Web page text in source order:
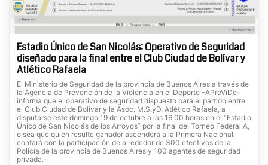
Estadio Único de San Nicolás: Operativo de Seguridad
diseñado para la final entre el Club Ciudad de Bolívar y
Atlético Rafaela
El Ministerio de Seguridad de la provincia de Buenos Aires a través de
la Agencia de Prevención de la Violencia en el Deporte -APreViDe-
informa que el operativo de seguridad dispuesto para el partido entre
el Club Ciudad de Bolívar y la Asoc. M.S.yD. Atlético Rafaela, a
disputarse este domingo 19 de octubre a las 16.00 horas en el “Estadio
Único de San Nicolás de los Arroyos” por la final del Torneo Federal A,
o sea que quien resulte ganador ascenderá a la Primera Nacional,
contará con la participación de alrededor de 300 efectivos de la
Policía de la provincia de Buenos Aires y 100 agentes de seguridad
privada.-